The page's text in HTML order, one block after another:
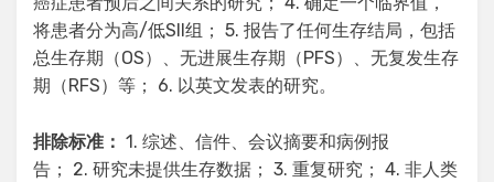
将患者分为高/低SII组； 5. 报告了任何生存结局，包括
总生存期（OS）、无进展生存期（PFS）、无复发生存
期（RFS）等； 6. 以英文发表的研究。
排除标准： 1. 综述、信件、会议摘要和病例报
告； 2. 研究未提供生存数据； 3. 重复研究； 4. 非人类